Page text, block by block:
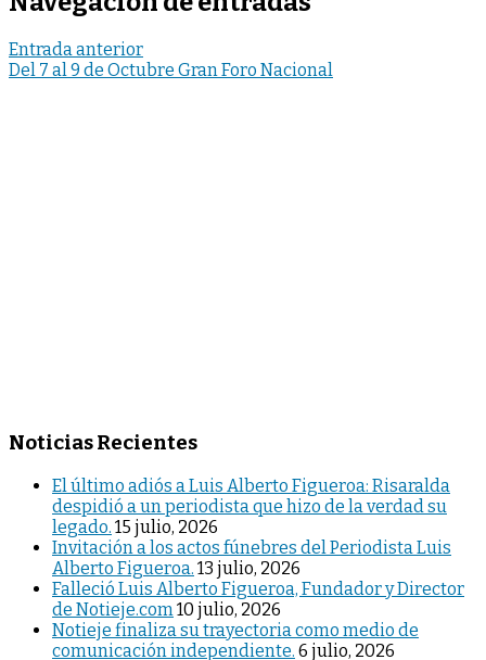
Entrada anterior
Del 7 al 9 de Octubre Gran Foro Nacional
Noticias Recientes
El último adiós a Luis Alberto Figueroa: Risaralda
despidió a un periodista que hizo de la verdad su
legado. 15 julio, 2026
Invitación a los actos fúnebres del Periodista Luis
Alberto Figueroa. 13 julio, 2026
Falleció Luis Alberto Figueroa, Fundador y Director
de Notieje.com 10 julio, 2026
Notieje finaliza su trayectoria como medio de
comunicación independiente. 6 julio, 2026